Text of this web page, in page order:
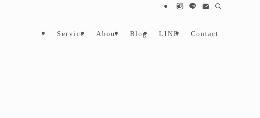
Service About Blog LINE Contact